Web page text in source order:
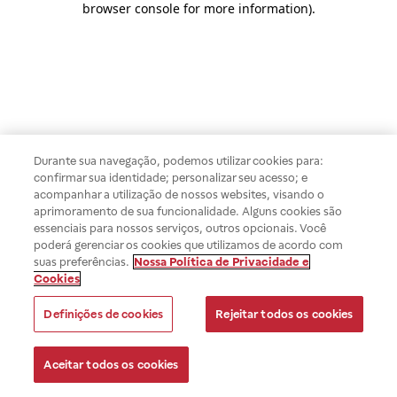
browser console for more information).
Durante sua navegação, podemos utilizar cookies para:
confirmar sua identidade; personalizar seu acesso; e
acompanhar a utilização de nossos websites, visando o
aprimoramento de sua funcionalidade. Alguns cookies são
essenciais para nossos serviços, outros opcionais. Você
poderá gerenciar os cookies que utilizamos de acordo com
suas preferências. Nossa Política de Privacidade e
Cookies
Definições de cookies Rejeitar todos os cookies
Aceitar todos os cookies